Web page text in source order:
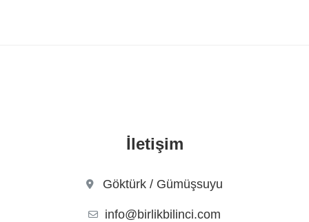
İletişim
Göktürk / Gümüşsuyu
info@birlikbilinci.com